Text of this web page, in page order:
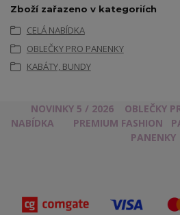
Zboží zařazeno v kategoriích
CELÁ NABÍDKA
OBLEČKY PRO PANENKY
KABÁTY, BUNDY
NOVINKY 5 / 2026 OBLEČKY
NABÍDKA
PREMIUM FASHION
PANENKY